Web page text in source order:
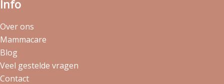
Info
Over ons
Mammacare
Blog
Veel gestelde vragen
Contact